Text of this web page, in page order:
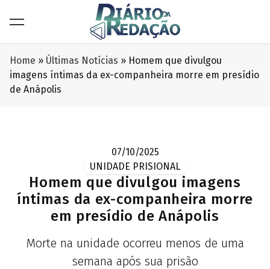
Home » Últimas Notícias » Homem que divulgou
imagens íntimas da ex-companheira morre em presídio
de Anápolis
07/10/2025
UNIDADE PRISIONAL
Homem que divulgou imagens
íntimas da ex-companheira morre
em presídio de Anápolis
Morte na unidade ocorreu menos de uma
semana após sua prisão